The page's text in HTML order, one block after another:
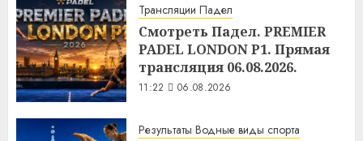
Трансляции Падел
Смотреть Падел. PREMIER
PADEL LONDON P1. Прямая
трансляция 06.08.2026.
11:22 06.08.2026
Результаты Водные виды спорта